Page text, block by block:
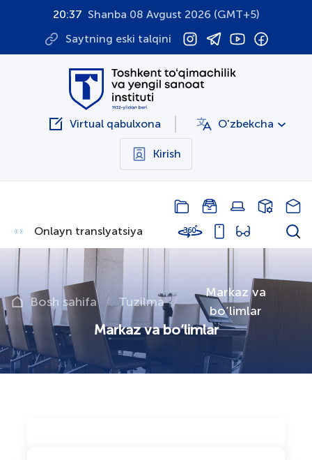
20:37 Shanba 08 Avgust 2026 (GMT+5)
Saytning eski talqini
Virtual qabulxona O'zbekcha
Kirish
Onlayn translyatsiya
Bosh sahifa Tuzilma
Markaz va
bо‘limlar
Markaz va bо‘limlar